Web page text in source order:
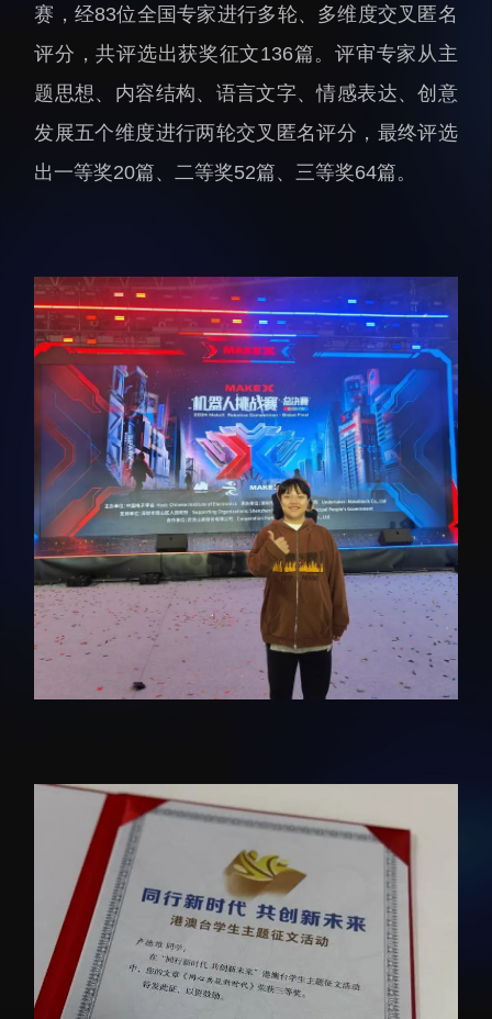
产业发展中心
科研进展
分析测试中心
实验室建设与管理
生物安全管理
要闻播报
合作交流
学术活动
档案频道
刊物与文化
科学普及
先进视界
教育概况
学生就业
教育动态
学生活动
讲座信息
赛，经83位全国专家进行多轮、多维度交叉匿名
评分，共评选出获奖征文136篇。评审专家从主
题思想、内容结构、语言文字、情感表达、创意
发展五个维度进行两轮交叉匿名评分，最终评选
出一等奖20篇、二等奖52篇、三等奖64篇。